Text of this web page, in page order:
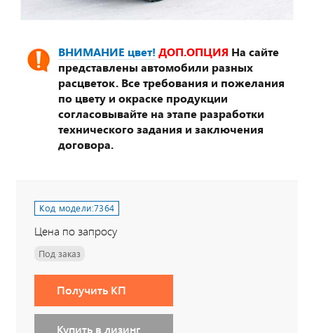
ВНИМАНИЕ цвет! ДОП.ОПЦИЯ На сайте
представлены автомобили разных
расцветок. Все требования и пожелания
по цвету и окраске продукции
согласовывайте на этапе разработки
технического задания и заключения
договора.
Код модели:7364
Цена по запросу
Под заказ
Получить КП
Купить в лизинг